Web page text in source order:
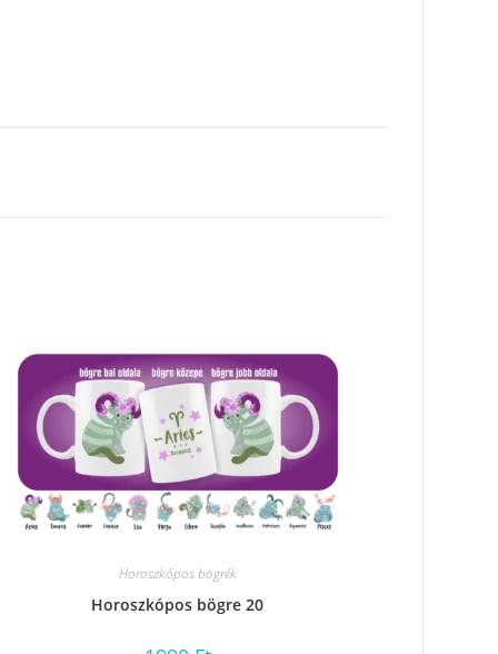
Horoszkópos bögrék
Horoszkópos bögre 20